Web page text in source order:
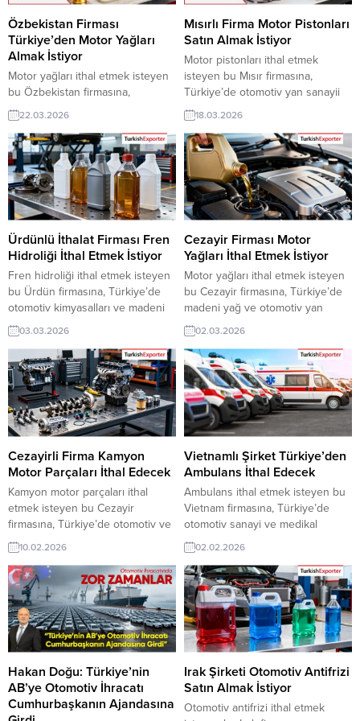
VIP üyeleri ile TE üyelik kredisi
sahibi ihracat şirketleri
erişebilmektedir. ➤...
üyeleri ile TE üyelik kredisi sahibi
ihracat şirketleri erişebilmektedir.
➤ Bu...
Özbekistan Firması
Türkiye’den Motor Yağları
Almak İstiyor
Motor yağları ithal etmek isteyen
bu Özbekistan firmasına,
Türkiye’de madeni yağ sanayii ve
otomotiv bakım ürünleri ile motor
yağları üreticisi veya tedarikçisi
olan ihracatçı firmalar teklif
sunabilirler. Yeni bir ihracat pazarı
fırsatı olan bu alım ilanının iletişim
bilgilerine TurkishExporter VIP
üyeleri ile TE üyelik kredisi sahibi
ihracat şirketleri erişebilmektedir.
➤...
22.03.2026
Mısırlı Firma Motor Pistonları
Satın Almak İstiyor
Motor pistonları ithal etmek
isteyen bu Mısır firmasına,
Türkiye’de otomotiv yan sanayii
ve motor aksamları ile piston
üreticisi veya tedarikçisi olan
ihracatçı firmalar teklif sunabilirler.
Yeni bir ihracat pazarı fırsatı olan
bu alım ilanının iletişim bilgilerine
TurkishExporter VIP üyeleri ile TE
üyelik kredisi sahibi ihracat
şirketleri erişebilmektedir. ➤ Bu
ithalat...
18.03.2026
Ürdünlü İthalat Firması Fren
Hidroliği İthal Etmek İstiyor
Fren hidroliği ithal etmek isteyen
bu Ürdün firmasına, Türkiye’de
otomotiv kimyasalları ve madeni
yağ ile fren hidroliği üreticisi veya
tedarikçisi olan ihracatçı firmalar
teklif sunabilirler. Yeni bir ihracat
pazarı fırsatı olan bu alım ilanının
iletişim bilgilerine TurkishExporter
VIP üyeleri ile TE üyelik kredisi
sahibi ihracat şirketleri
erişebilmektedir. ➤ Bu ithalat...
03.03.2026
Cezayir Firması Motor
Yağları İthal Etmek İstiyor
Motor yağları ithal etmek isteyen
bu Cezayir firmasına, Türkiye’de
madeni yağ ve otomotiv yan
sanayi ile motor yağı üreticisi
veya tedarikçisi olan ihracatçı
firmalar teklif sunabilirler. Yeni bir
ihracat pazarı fırsatı olan bu alım
ilanının iletişim bilgilerine
TurkishExporter VIP üyeleri ile TE
üyelik kredisi sahibi ihracat
şirketleri erişebilmektedir. ➤ Bu...
02.03.2026
Cezayirli Firma Kamyon
Motor Parçaları İthal Edecek
Kamyon motor parçaları ithal
etmek isteyen bu Cezayir
firmasına, Türkiye’de otomotiv ve
yedek parça ile motor parçaları
üreticisi veya tedarikçisi olan
ihracatçı firmalar teklif sunabilirler.
Yeni bir ihracat pazarı fırsatı olan
bu alım ilanının iletişim bilgilerine
TurkishExporter VIP üyeleri ile TE
üyelik kredisi sahibi ihracat
şirketleri erişebilmektedir. ➤ Bu
ithalat...
10.02.2026
Vietnamlı Şirket Türkiye’den
Ambulans İthal Edecek
Ambulans ithal etmek isteyen bu
Vietnam firmasına, Türkiye’de
otomotiv sanayi ve medikal
araçlar ile ambulans üreticisi veya
tedarikçisi olan ihracatçı firmalar
teklif sunabilirler. Yeni bir ihracat
pazarı fırsatı olan bu alım ilanının
iletişim bilgilerine TurkishExporter
VIP üyeleri ile TE üyelik kredisi
sahibi ihracat şirketleri
erişebilmektedir. ➤ Bu ithalat alım
talebinin...
02.02.2026
Hakan Doğu: Türkiye’nin
AB’ye Otomotiv İhracatı
Cumhurbaşkanın Ajandasına
Irak Şirketi Otomotiv Antifrizi
Satın Almak İstiyor
Otomotiv antifrizi ithal etmek